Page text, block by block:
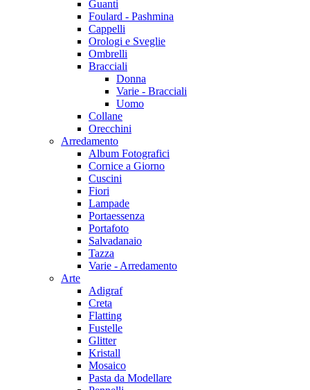
Guanti
Foulard - Pashmina
Cappelli
Orologi e Sveglie
Ombrelli
Bracciali
Donna
Varie - Bracciali
Uomo
Collane
Orecchini
Arredamento
Album Fotografici
Cornice a Giorno
Cuscini
Fiori
Lampade
Portaessenza
Portafoto
Salvadanaio
Tazza
Varie - Arredamento
Arte
Adigraf
Creta
Flatting
Fustelle
Glitter
Kristall
Mosaico
Pasta da Modellare